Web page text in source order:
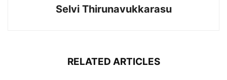
Selvi Thirunavukkarasu
RELATED ARTICLES